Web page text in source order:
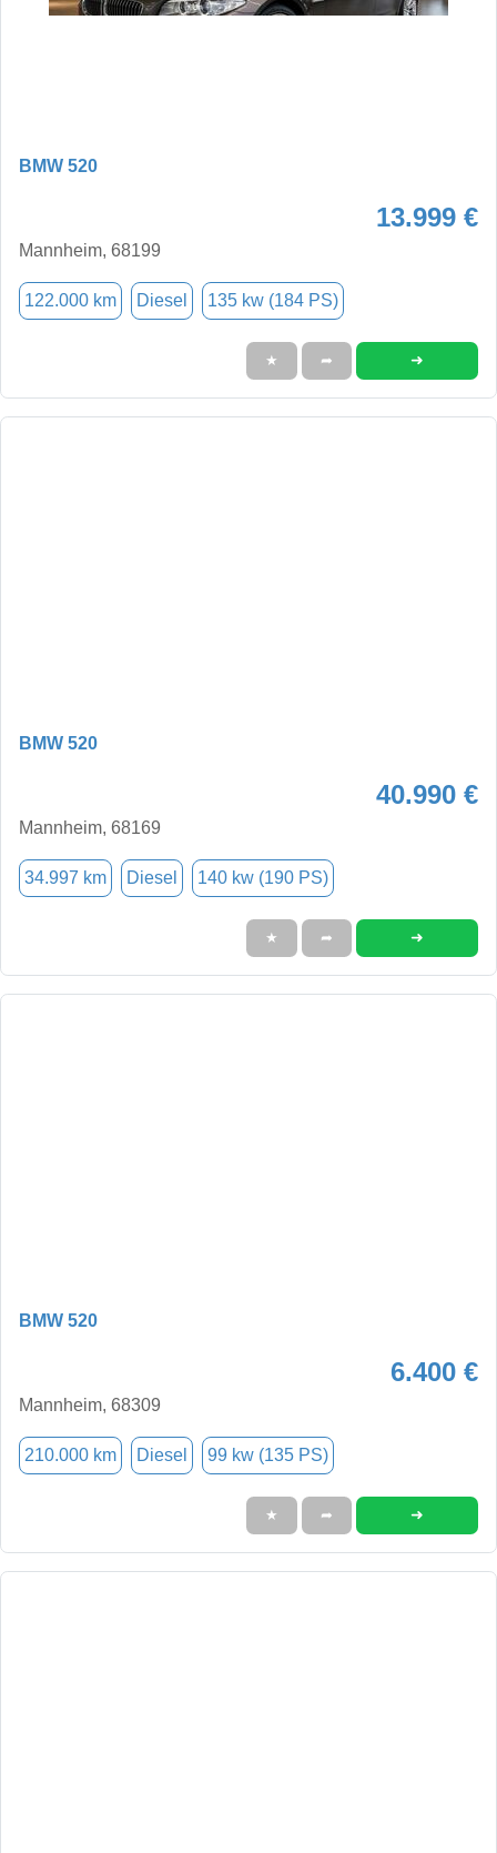
BMW 520
13.999 €
Mannheim, 68199
122.000 km Diesel 135 kw (184 PS)
★ ➦ ➜
BMW 520
40.990 €
Mannheim, 68169
34.997 km Diesel 140 kw (190 PS)
★ ➦ ➜
BMW 520
6.400 €
Mannheim, 68309
210.000 km Diesel 99 kw (135 PS)
★ ➦ ➜